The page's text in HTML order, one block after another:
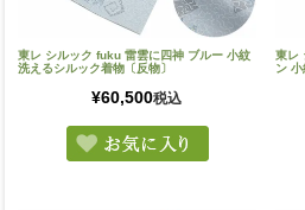
東レ シルック fuku 雷雲に四神 ブルー 小紋
洗えるシルック着物〔反物〕
¥60,500税込
東レ
ン 小